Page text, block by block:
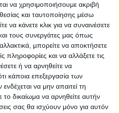
να χρησιμοποιήσουμε ακριβή
και ταυτοποίησης μέσω
κάνετε κλικ για να συναινέσετε
τους συνεργάτες μας όπως
μπορείτε να αποκτήσετε
και να αλλάξετε τις
ή να αρνηθείτε να
κάποια επεξεργασία των
να μην απαιτεί τη
δικαίωμα να αρνηθείτε αυτήν
σας θα ισχύουν μόνο για αυτόν